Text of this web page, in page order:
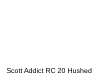
Scott Addict RC 20 Hushed